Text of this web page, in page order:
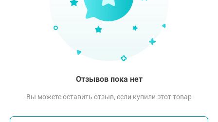
Отзывов пока нет
Вы можете оставить отзыв, если купили этот товар